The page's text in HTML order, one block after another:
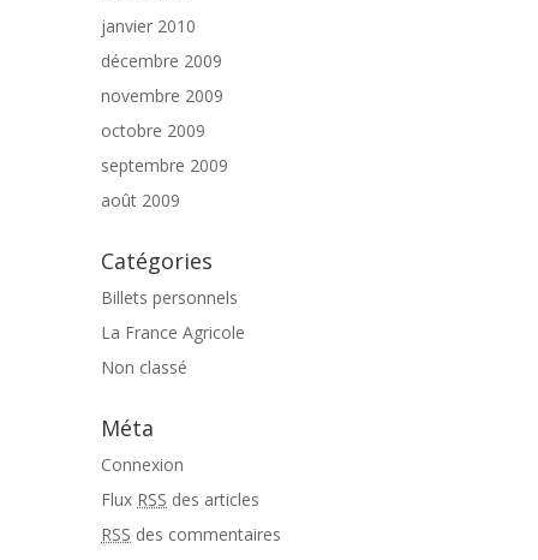
janvier 2010
décembre 2009
novembre 2009
octobre 2009
septembre 2009
août 2009
Catégories
Billets personnels
La France Agricole
Non classé
Méta
Connexion
Flux RSS des articles
RSS des commentaires